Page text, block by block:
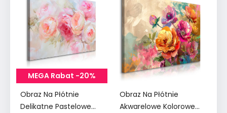
MEGA Rabat -20%
Obraz Na Płótnie
Delikatne Pastelowe
Obraz Na Płótnie
Akwarelowe Kolorowe